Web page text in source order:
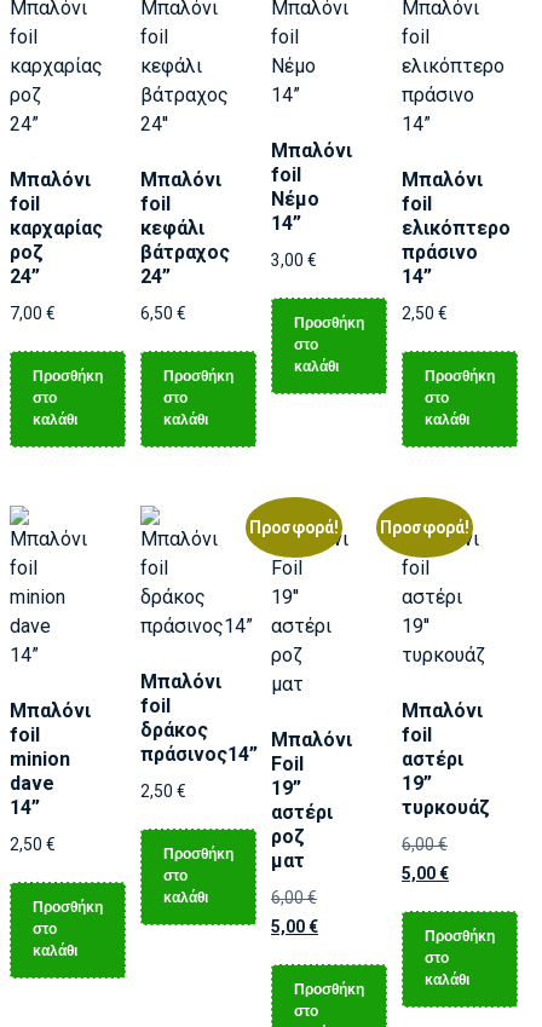
Μπαλόνι
foil
καρχαρίας
ροζ
24”
7,00 €
Προσθήκη
στο
καλάθι
Μπαλόνι
foil
κεφάλι
βάτραχος
24”
6,50 €
Προσθήκη
στο
καλάθι
Μπαλόνι
foil
Νέμο
14”
3,00 €
Προσθήκη
στο
καλάθι
Μπαλόνι
foil
ελικόπτερο
πράσινο
14”
2,50 €
Προσθήκη
στο
καλάθι
Μπαλόνι
foil
minion
dave
14”
2,50 €
Προσθήκη
στο
καλάθι
Μπαλόνι
foil
δράκος
πράσινος14”
2,50 €
Προσθήκη
στο
καλάθι
Προσφορά!
Μπαλόνι
Foil
19”
αστέρι
ροζ
ματ
6,00€
5,00€
Προσθήκη
στο
Προσφορά!
Μπαλόνι
foil
αστέρι
19”
τυρκουάζ
6,00€
5,00€
Προσθήκη
στο
καλάθι